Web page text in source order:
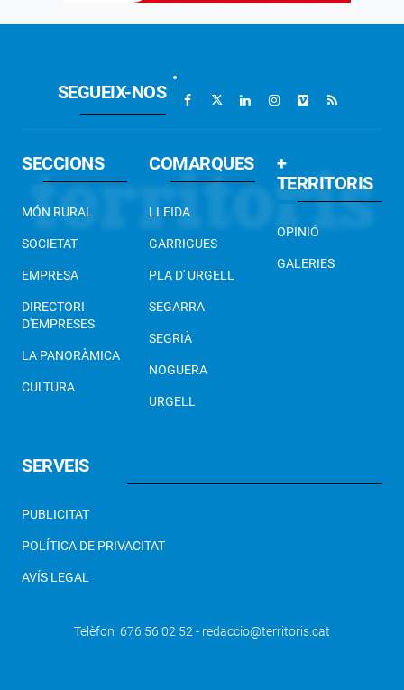
SEGUEIX-NOS
SECCIONS
MÓN RURAL
SOCIETAT
EMPRESA
DIRECTORI
D'EMPRESES
LA PANORÀMICA
CULTURA
COMARQUES
LLEIDA
GARRIGUES
PLA D' URGELL
SEGARRA
SEGRIÀ
NOGUERA
URGELL
+
TERRITORIS
OPINIÓ
GALERIES
SERVEIS
PUBLICITAT
POLÍTICA DE PRIVACITAT
AVÍS LEGAL
Telèfon 676 56 02 52 - redaccio@territoris.cat